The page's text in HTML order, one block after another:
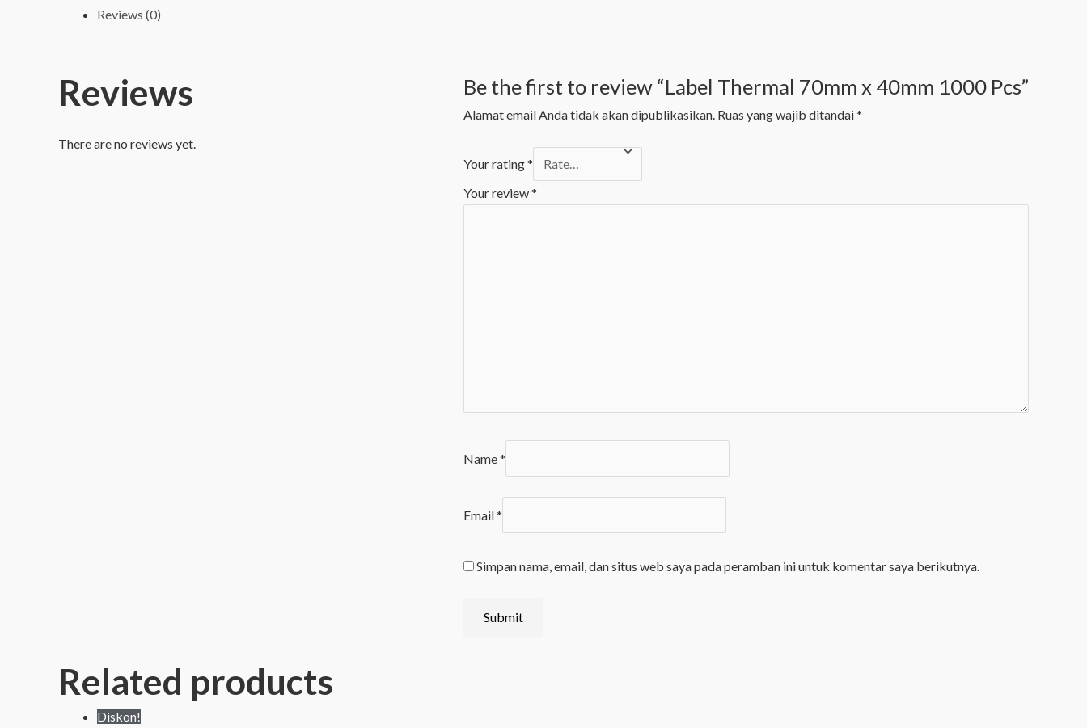
Reviews (0)
Reviews
There are no reviews yet.
Be the first to review “Label Thermal 70mm x 40mm 1000 Pcs”
Alamat email Anda tidak akan dipublikasikan. Ruas yang wajib ditandai*
Your rating*
Your review*
Name*
Email*
Simpan nama, email, dan situs web saya pada peramban ini untuk komentar saya berikutnya.
Related products
Diskon!